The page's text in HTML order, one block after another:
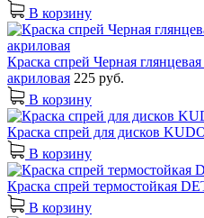
В корзину
Краска спрей Черная
акриловая 225 руб.
В корзину
Краска спрей для дисков
В корзину
Краска спрей термостойкая
В корзину